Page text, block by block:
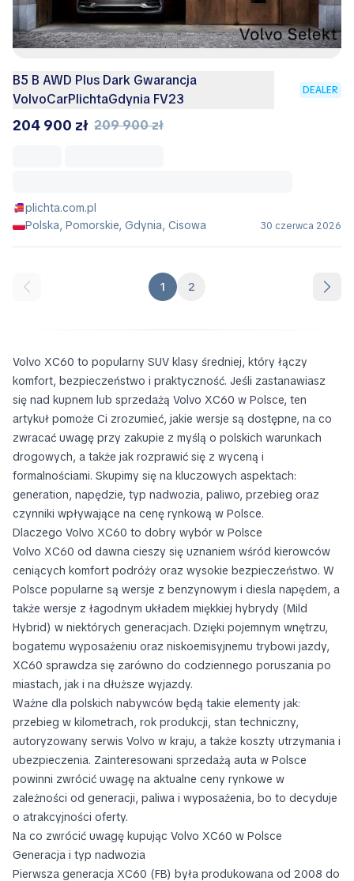
B5 B AWD Plus Dark Gwarancja
VolvoCarPlichtaGdynia FV23
DEALER
204 900 zł 209 900 zł
plichta.com.pl
Polska, Pomorskie, Gdynia, Cisowa
30 czerwca 2026
1 2
Volvo XC60 to popularny SUV klasy średniej, który łączy
komfort, bezpieczeństwo i praktyczność. Jeśli zastanawiasz
się nad kupnem lub sprzedażą Volvo XC60 w Polsce, ten
artykuł pomoże Ci zrozumieć, jakie wersje są dostępne, na co
zwracać uwagę przy zakupie z myślą o polskich warunkach
drogowych, a także jak rozprawić się z wyceną i
formalnościami. Skupimy się na kluczowych aspektach:
generation, napędzie, typ nadwozia, paliwo, przebieg oraz
czynniki wpływające na cenę rynkową w Polsce.
Dlaczego Volvo XC60 to dobry wybór w Polsce
Volvo XC60 od dawna cieszy się uznaniem wśród kierowców
ceniących komfort podróży oraz wysokie bezpieczeństwo. W
Polsce popularne są wersje z benzynowym i diesla napędem, a
także wersje z łagodnym układem miękkiej hybrydy (Mild
Hybrid) w niektórych generacjach. Dzięki pojemnym wnętrzu,
bogatemu wyposażeniu oraz niskoemisyjnemu trybowi jazdy,
XC60 sprawdza się zarówno do codziennego poruszania po
miastach, jak i na dłuższe wyjazdy.
Ważne dla polskich nabywców będą takie elementy jak:
przebieg w kilometrach, rok produkcji, stan techniczny,
autoryzowany serwis Volvo w kraju, a także koszty utrzymania i
ubezpieczenia. Zainteresowani sprzedażą auta w Polsce
powinni zwrócić uwagę na aktualne ceny rynkowe w
zależności od generacji, paliwa i wyposażenia, bo to decyduje
o atrakcyjności oferty.
Na co zwrócić uwagę kupując Volvo XC60 w Polsce
Generacja i typ nadwozia
Pierwsza generacja XC60 (FB) była produkowana od 2008 do